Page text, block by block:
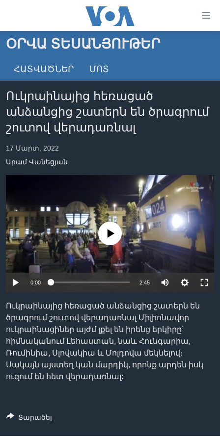
անցնել
հիմնական
անցնել
բովանդակությանը
հիմնական
բովանդակություն
ԳԼԽԱՎՈՐ ԷՋ
ԼՈՒՐԵՐ
ՏԵՍԱՆՅՈՒԹԵՐ
IN ENGLISH
ՄԵՐ ՄԱՍԻՆ
«ԱՄԵՐԻԿԱՅԻ ՁԱՅՆ»-Ի ԿԱՆՈՆԱԴՐՈՒԹՅՈՒՆ
ՈՒԿՐԱԻՆԱԿԱՆ ՊԱՏԵՐԱԶՄ
ՀԵՏԵՒԵՔ ՄԵԶ
Լեզուներ
ՕՐՎԱ ՏԵՍԱՆՅՈՒԹԵՐ
ՀԱՏՎԱԾՆԵՐ ՄՈՏ
Ուկրաինայից հեռացած
անձանցից շատերն են ծրագրում
շուտով վերադառնալ
17 Մարտ, 2022
Արամ Վանեցյան
No media source currently available
0:00 2:45
Ուկրաինայից հեռացած անձանցից շատերն են
ծրագրում շուտով վերադառնալ Միլիոնավոր
ուկրաինացիներ այժմ լքել են իրենց երկիրը՝
հիմնականում Լեհաստան, նաև Հունգարիա,
Ռումինիա, Սլովակիա և Մոլդովա մեկնելով։
Սակայն այստեղ կան մարդիկ, որոնք արդեն իսկ
ուզում են հետ վերադառնալ:
Տարածել